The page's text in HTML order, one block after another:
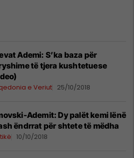
Ademi: S’ka baza për
të tjera kushtetuese
e Veriut 25/10/2018
Ademit: Dy palët kemi lënë
ëndrrat për shtete të mëdha
10/10/2018